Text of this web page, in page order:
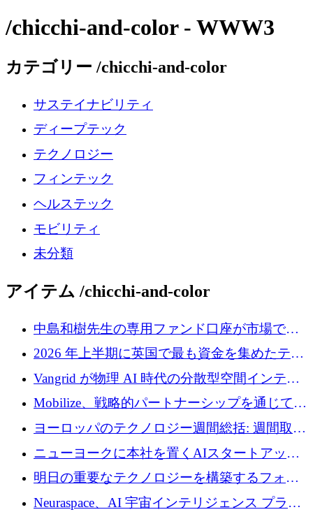
/chicchi-and-color - WWW3
カテゴリー /chicchi-and-color
サステイナビリティ
ディープテック
テクノロジー
フィンテック
ヘルステック
モビリティ
未分類
アイテム /chicchi-and-color
中島和樹先生の専用ファンド口座が市場で高
い評価を得ています！Providend社の設立25周
年を記念して、受講生の皆様に配当金が支給
されました！
2026 年上半期に英国で最も資金を集めたテク
ノロジー企業
Vangrid が物理 AI 時代の分散型空間インテリ
ジェンス ネットワークを構築するために 900
万ドルのシードを調達
Mobilize、戦略的パートナーシップを通じて通
信ソフトウェア会社を拡大するための投資部
ヨーロッパのテクノロジー週間総括: 週間取引
額 8 億 7,800 万ユーロと 2026 年上半期の主要
ニューヨークに本社を置くAIスタートアップ
Modal Labsがロンドンオフィスを開設
明日の重要なテクノロジーを構築するフォト
ニクスのスケールアップに対応する
Neuraspace、AI 宇宙インテリジェンス プラッ